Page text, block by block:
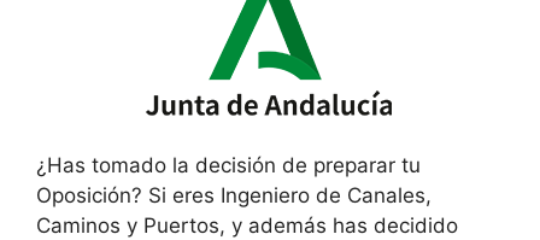
¿Has tomado la decisión de preparar tu
Oposición? Si eres Ingeniero de Canales,
Caminos y Puertos, y además has decidido